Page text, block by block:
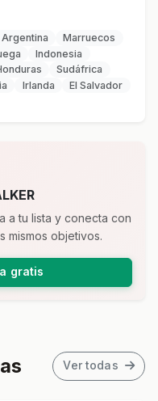
Argentina
Marruecos
Indonesia
Sudáfrica
Irlanda
El Salvador
a tu lista y conecta con
mismos objetivos.
gratis
Ver todas